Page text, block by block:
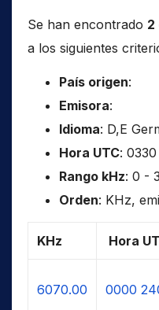
Se han encontrado 2
a los siguientes
País origen:
Emisora:
Idioma: D,E
Hora UTC: 0330
Rango kHz: 0 -
Orden: KHz,
KHz Hora
6070.00 0000